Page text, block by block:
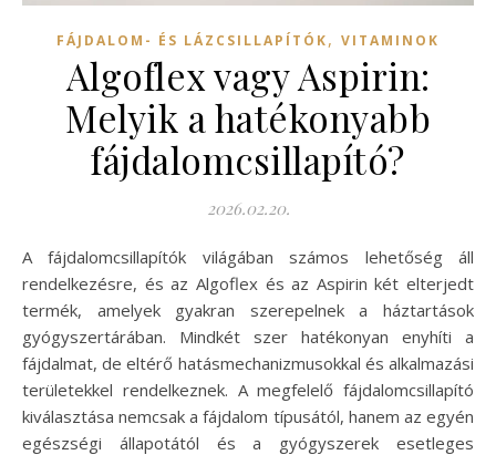
FÁJDALOM- ÉS LÁZCSILLAPÍTÓK, VITAMINOK
Algoflex vagy Aspirin:
Melyik a hatékonyabb
fájdalomcsillapító?
2026.02.20.
A fájdalomcsillapítók világában számos lehetőség áll
rendelkezésre, és az Algoflex és az Aspirin két elterjedt
termék, amelyek gyakran szerepelnek a háztartások
gyógyszertárában. Mindkét szer hatékonyan enyhíti a
fájdalmat, de eltérő hatásmechanizmusokkal és alkalmazási
területekkel rendelkeznek. A megfelelő fájdalomcsillapító
kiválasztása nemcsak a fájdalom típusától, hanem az egyén
egészségi állapotától és a gyógyszerek esetleges